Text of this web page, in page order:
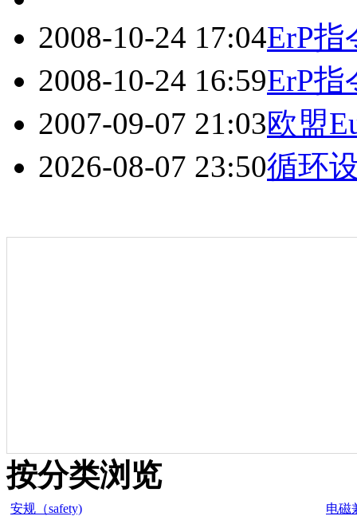
2008-10-24 17:04ErP
2008-10-24 16:59ErP指
2007-09-07 21:03欧盟
2026-08-07 23:50循环
按分类浏览
安规（safety)
电磁